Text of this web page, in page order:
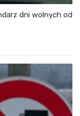
dni wolnych od